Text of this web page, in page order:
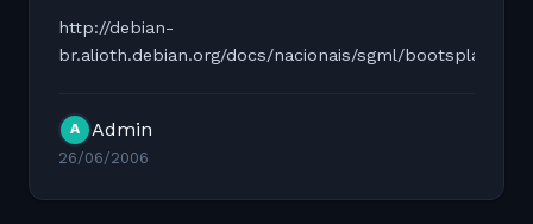
http://debian-
br.alioth.debian.org/docs/nacionais/sgml/bootsplash/
A Admin
26/06/2006